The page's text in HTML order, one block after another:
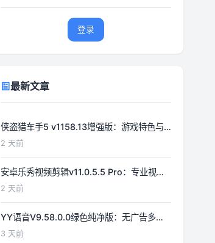
登录
最新文章
侠盗猎车手5 v1158.13增强版：游戏特色与
功能详解
2 天前
安卓乐秀视频剪辑v11.0.5.5 Pro：专业视频
编辑工具详解
2 天前
YY语音V9.58.0.0绿色纯净版：无广告多开
体验优化
3 天前